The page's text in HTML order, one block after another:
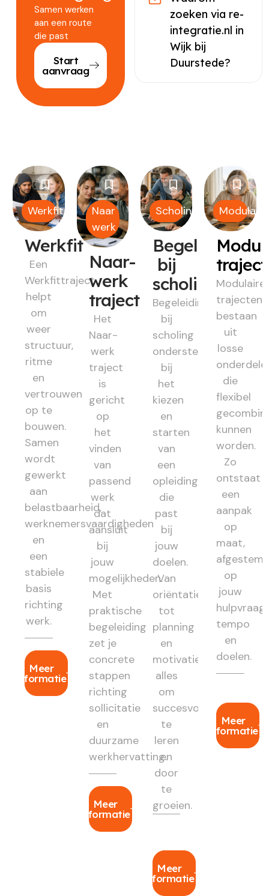
Samen werken
aan een route
die past
Start
aanvraag
zoeken via re-
integratie.nl in
Wijk bij
Duurstede?
Werkfit
Werkfit
Een
Werkfittraject
helpt
om
weer
structuur,
ritme
en
vertrouwen
op te
bouwen.
Samen
wordt
gewerkt
aan
belastbaarheid,
werknemersvaardigheden
en
een
stabiele
basis
richting
werk.
Meer
informatie
Naar
werk
Naar-
werk
traject
Het
Naar-
werk
traject
is
gericht
op
het
vinden
van
passend
werk
dat
aansluit
bij
jouw
mogelijkheden.
Met
praktische
begeleiding
zet je
concrete
stappen
richting
sollicitatie
en
duurzame
werkhervatting.
Meer
informatie
Scholing
Begeleiding
bij
scholing
Begeleiding
bij
scholing
ondersteunt
bij
het
kiezen
en
starten
van
een
opleiding
die
past
bij
jouw
doelen.
Van
oriëntatie
tot
planning
en
motivatie:
alles
om
succesvol
te
leren
en
door
te
groeien.
Meer
informatie
Modulair
Modulaire
trajecten
bestaan
uit
losse
die
flexibel
kunnen
worden.
Zo
ontstaat
een
aanpak
op
maat,
op
jouw
hulpvraag,
tempo
en
doelen.
Meer
informatie